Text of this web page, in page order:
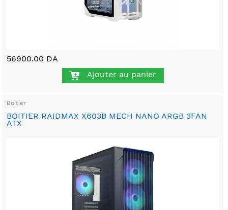
56900.00 DA
Ajouter au panier
Boitier
BOITIER RAIDMAX X603B MECH NANO ARGB 3FAN
ATX